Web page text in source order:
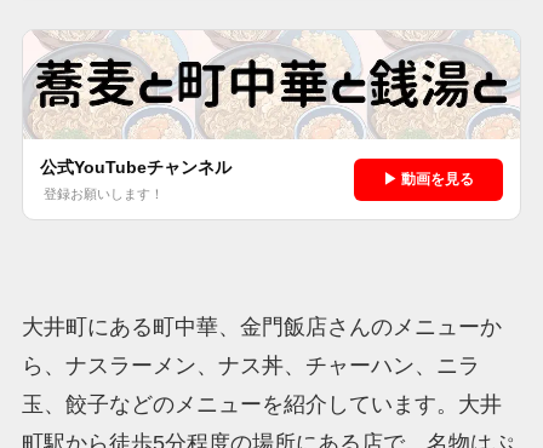
公式YouTubeチャンネル
登録お願いします！
▶ 動画を見る
大井町にある町中華、金門飯店さんのメニューか
ら、ナスラーメン、ナス丼、チャーハン、ニラ
玉、餃子などのメニューを紹介しています。大井
町駅から徒歩5分程度の場所にある店で、名物はぷ